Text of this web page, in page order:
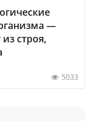
—
строя,
5033